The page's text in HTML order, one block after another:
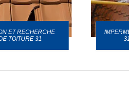
ET RECHERCHE
TOITURE 31